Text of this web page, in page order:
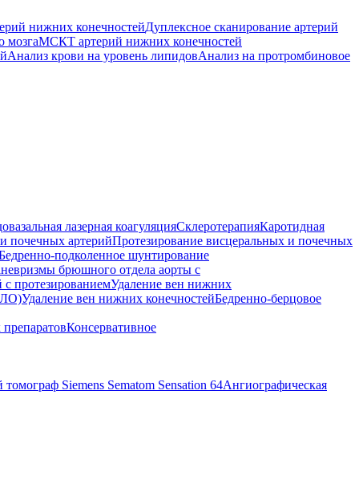
нижних конечностейДуплексное сканирование артерий
мозгаМСКТ артерий нижних конечностей
Анализ крови на уровень липидовАнализ на протромбиновое
лазерная коагуляцияСклеротерапияКаротидная
почечных артерийПротезирование висцеральных и почечных
подколенное шунтирование
брюшного отдела аорты с
протезированиемУдаление вен нижних
Удаление вен нижних конечностейБедренно-берцовое
Консервативное
Siemens Sematom Sensation 64Ангиографическая